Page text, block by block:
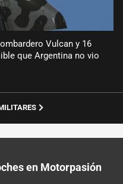
Vulcan y 16
que Argentina no vio
en Motorpasión